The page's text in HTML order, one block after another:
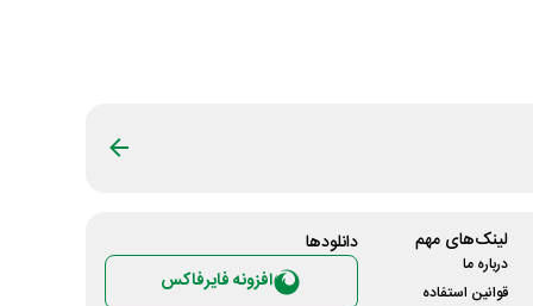
لینک‌های مهم
درباره ما
قوانین استفاده
دانلود‌ها
افزونه فایرفاکس